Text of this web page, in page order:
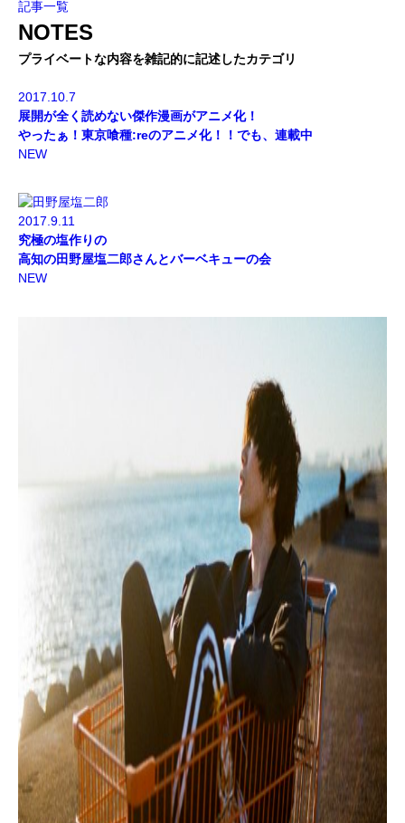
記事一覧
NOTES
プライベートな内容を雑記的に記述したカテゴリ
2017.10.7
展開が全く読めない傑作漫画がアニメ化！
やったぁ！東京喰種:reのアニメ化！！でも、連載中
NEW
2017.9.11
究極の塩作りの
高知の田野屋塩二郎さんとバーベキューの会
NEW